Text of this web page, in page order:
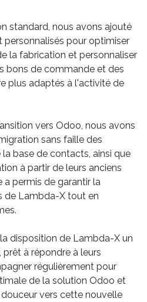
standard, nous avons ajouté
personnalisés pour optimiser
la fabrication et personnaliser
bons de commande et des
plus adaptés à l'activité de
vers Odoo, nous avons
sans faille des
base de contacts, ainsi que
à partir de leurs anciens
permis de garantir la
de Lambda-X tout en
disposition de Lambda-X un
à répondre à leurs
régulièrement pour
de la solution Odoo et
vers cette nouvelle